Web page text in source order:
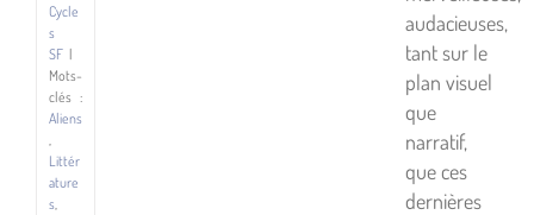
Cycle
s
SF |
Mots-
clés :
Aliens
,
Littér
ature
s,
audacieuses,
tant sur le
plan visuel
que
narratif,
que ces
dernières